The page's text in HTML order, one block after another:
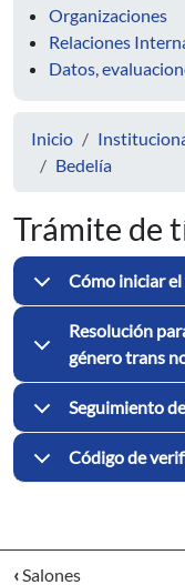
Organizaciones
Relaciones
Datos,
Inicio
Bedelía
Trámite de
Cómo iniciar
Resolución
género trans
Seguimiento
Código de
‹Salones